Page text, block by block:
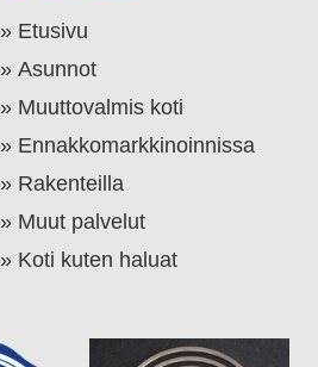
Etusivu
Asunnot
Muuttovalmis koti
Ennakkomarkkinoinnissa
Rakenteilla
Muut palvelut
Koti kuten haluat